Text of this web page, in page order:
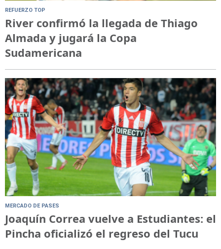
REFUERZO TOP
River confirmó la llegada de Thiago
Almada y jugará la Copa
Sudamericana
MERCADO DE PASES
Joaquín Correa vuelve a Estudiantes: el
Pincha oficializó el regreso del Tucu